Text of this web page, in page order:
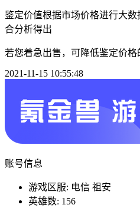
鉴定价值根据市场价格进行大
合分析得出
若您着急出售，可降低鉴定价格
2021-11-15 10:55:48
账号信息
游戏区服: 电信 祖安
英雄数: 156